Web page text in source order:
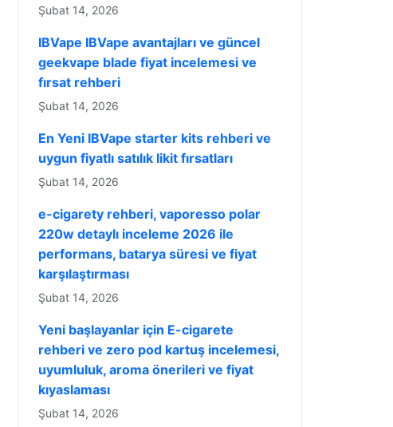
Şubat 14, 2026
IBVape IBVape avantajları ve güncel
geekvape blade fiyat incelemesi ve
fırsat rehberi
Şubat 14, 2026
En Yeni IBVape starter kits rehberi ve
uygun fiyatlı satılık likit fırsatları
Şubat 14, 2026
e-cigarety rehberi, vaporesso polar
220w detaylı inceleme 2026 ile
performans, batarya süresi ve fiyat
karşılaştırması
Şubat 14, 2026
Yeni başlayanlar için E-cigarete
rehberi ve zero pod kartuş incelemesi,
uyumluluk, aroma önerileri ve fiyat
kıyaslaması
Şubat 14, 2026